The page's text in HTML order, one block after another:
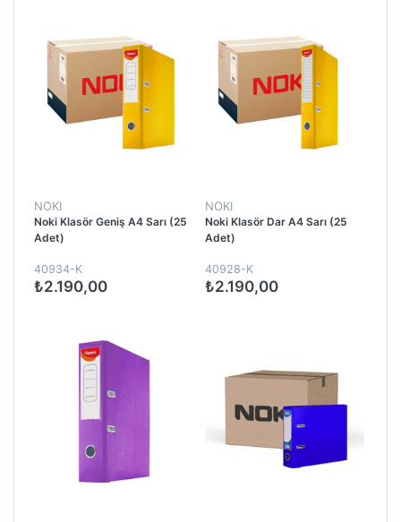
NOKI
Noki Klasör Geniş A4 Sarı (25
Adet)
40934-K
₺2.190,00
NOKI
Noki Klasör Dar A4 Sarı (25
Adet)
40928-K
₺2.190,00